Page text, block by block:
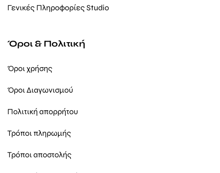
Γενικές Πληροφορίες Studio
Όροι & Πολιτική
Όροι χρήσης
Όροι Διαγωνισμού
Πολιτική απορρήτου
Τρόποι πληρωμής
Τρόποι αποστολής